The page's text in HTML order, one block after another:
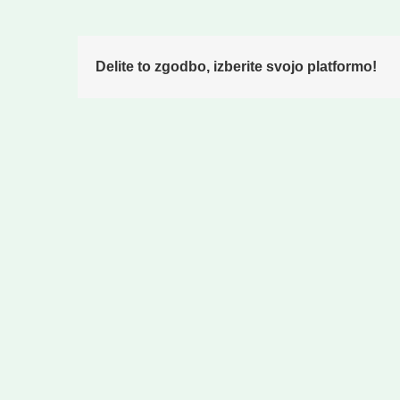
Delite to zgodbo, izberite svojo platformo!